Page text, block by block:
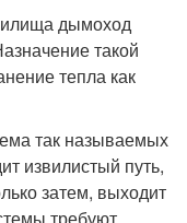
дымоход
такой
тепла как
так называемых
извилистый путь,
затем, выходит